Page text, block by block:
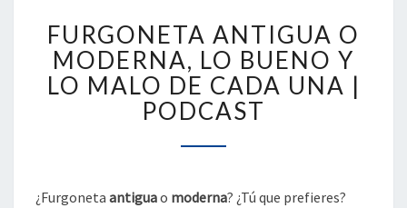
ANTIGUA
O
MODERNA,
LO
BUENO
LO
DE
FURGONETA ANTIGUA O
MODERNA, LO BUENO Y
LO MALO DE CADA UNA |
PODCAST
¿Furgoneta antiguao moderna? ¿Tú que prefieres?